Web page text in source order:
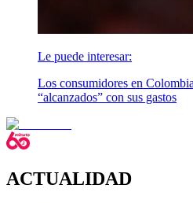
Le puede interesar:
Los consumidores en
“alcanzados” con sus gastos
ACTUALIDAD